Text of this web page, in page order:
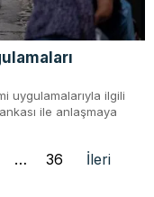
uygulamalarıyla ilgili
ile anlaşmaya
… 36 İleri